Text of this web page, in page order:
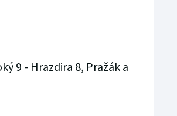
9 - Hrazdira 8, Pražák a